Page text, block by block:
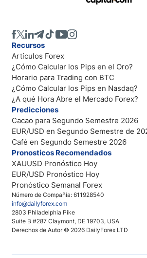
Número de Compañía: 611928540
info@dailyforex.com
2803 Philadelphia Pike
Suite B #287 Claymont, DE 19703, USA
Derechos de Autor © 2026 DailyForex LTD
Recursos
Artículos Forex
¿Cómo Calcular los Pips en el Oro?
Horario para Trading con BTC
¿Cómo Calcular los Pips en Nasdaq?
¿A qué Hora Abre el Mercado Forex?
Predicciones
Cacao para Segundo Semestre 2026
EUR/USD en Segundo Semestre de
Café en Segundo Semestre 2026
Pronosticos Recomendados
XAUUSD Pronóstico Hoy
EUR/USD Pronóstico Hoy
Pronóstico Semanal Forex